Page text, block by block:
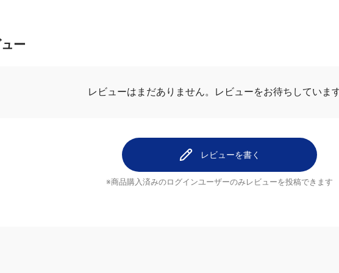
ー
レビューはまだありません。 レビューをお待ちしています
レビューを書く
※商品購入済みのログインユーザーのみ レビューを投稿できます